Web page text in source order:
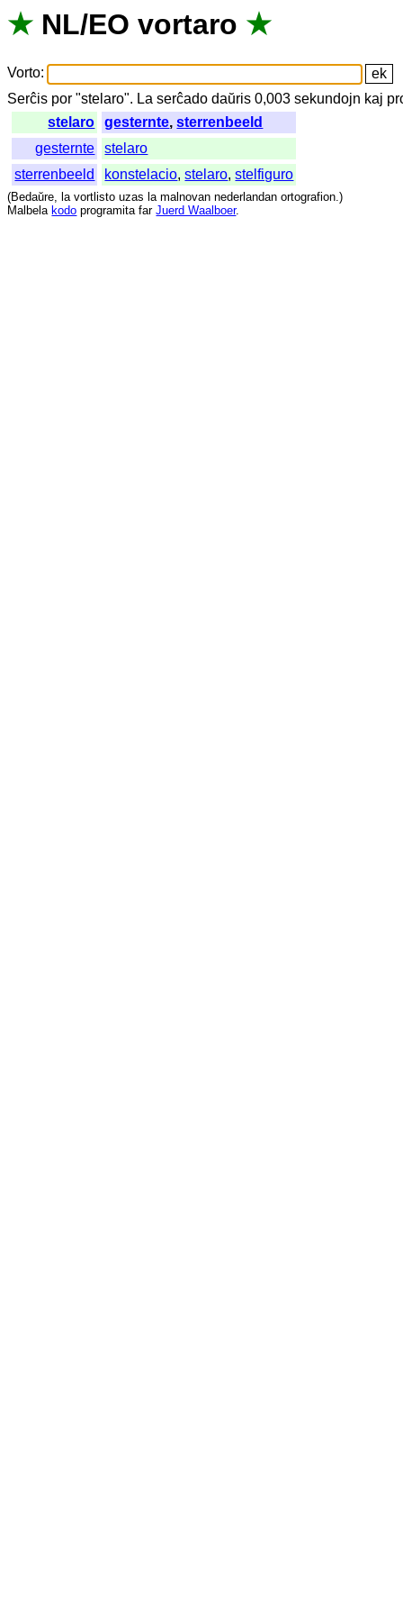
★ NL/EO vortaro ★
Vorto:
Serĉis por "stelaro". La serĉado daŭris 0,003sekundojn kaj
stelaro
gesternte,sterrenbeeld
gesternte
stelaro
sterrenbeeld
konstelacio,stelaro,stelfiguro
(Bedaŭre, la vortlisto uzas la malnovan nederlandan ortografion.)
Malbela kodo programita far Juerd Waalboer.